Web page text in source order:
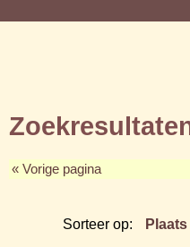
« Vorige pagina
Sorteer op: Plaats